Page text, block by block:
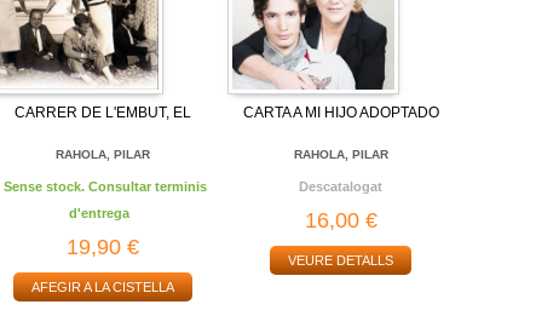
CARRER DE L'EMBUT, EL
RAHOLA, PILAR
Sense stock. Consultar terminis
d'entrega
19,90 €
AFEGIR A LA CISTELLA
CARTA A MI HIJO ADOPTADO
RAHOLA, PILAR
Descatalogat
16,00 €
VEURE DETALLS